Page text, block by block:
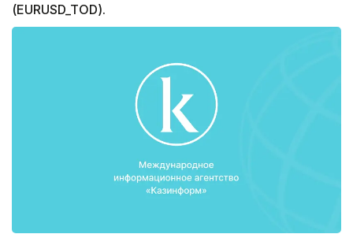
(EURUSD_TOD).